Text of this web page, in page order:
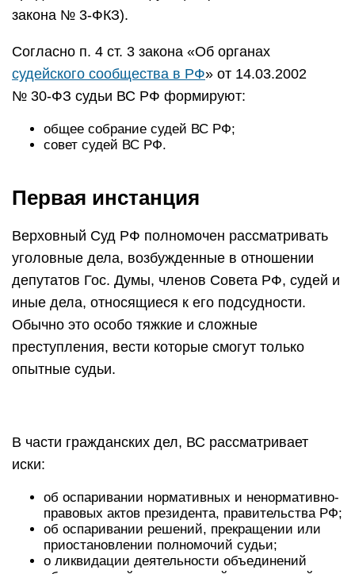
закона № 3-ФКЗ).
Согласно п. 4 ст. 3 закона «Об органах
судейского сообщества в РФ» от 14.03.2002
№ 30-ФЗ судьи ВС РФ формируют:
общее собрание судей ВС РФ;
совет судей ВС РФ.
Первая инстанция
Верховный Суд РФ полномочен рассматривать
уголовные дела, возбужденные в отношении
депутатов Гос. Думы, членов Совета РФ, судей и
иные дела, относящиеся к его подсудности.
Обычно это особо тяжкие и сложные
преступления, вести которые смогут только
опытные судьи.
В части гражданских дел, ВС рассматривает
иски:
об оспаривании нормативных и ненормативно-
правовых актов президента, правительства РФ;
об оспаривании решений, прекращении или
приостановлении полномочий судьи;
о ликвидации деятельности объединений